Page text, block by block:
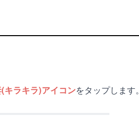
キラキラ)アイコンをタップします。